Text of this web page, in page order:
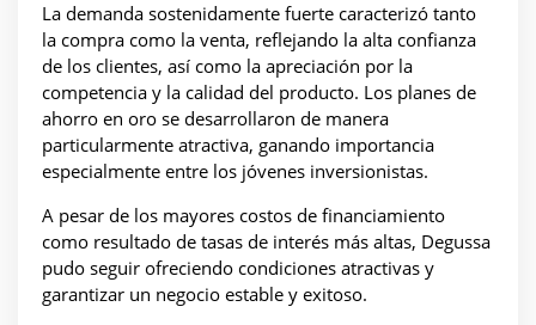
La demanda sostenidamente fuerte caracterizó tanto
la compra como la venta, reflejando la alta confianza
de los clientes, así como la apreciación por la
competencia y la calidad del producto. Los planes de
ahorro en oro se desarrollaron de manera
particularmente atractiva, ganando importancia
especialmente entre los jóvenes inversionistas.
A pesar de los mayores costos de financiamiento
como resultado de tasas de interés más altas, Degussa
pudo seguir ofreciendo condiciones atractivas y
garantizar un negocio estable y exitoso.